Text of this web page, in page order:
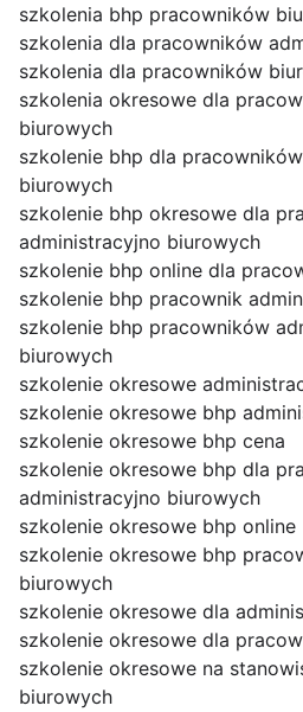
szkolenia bhp pracowników
szkolenia dla pracowników
szkolenia dla pracowników
szkolenia okresowe dla
biurowych
szkolenie bhp dla
biurowych
szkolenie bhp okresowe dla
administracyjno biurowych
szkolenie bhp online dla
szkolenie bhp pracownik
szkolenie bhp pracowników
biurowych
szkolenie okresowe
szkolenie okresowe bhp
szkolenie okresowe bhp cena
szkolenie okresowe bhp dla
administracyjno biurowych
szkolenie okresowe bhp online
szkolenie okresowe bhp
biurowych
szkolenie okresowe dla
szkolenie okresowe dla
szkolenie okresowe na
biurowych